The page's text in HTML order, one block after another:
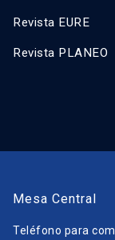
Revista EURE
Revista PLANEO
Mesa Central
Teléfono para